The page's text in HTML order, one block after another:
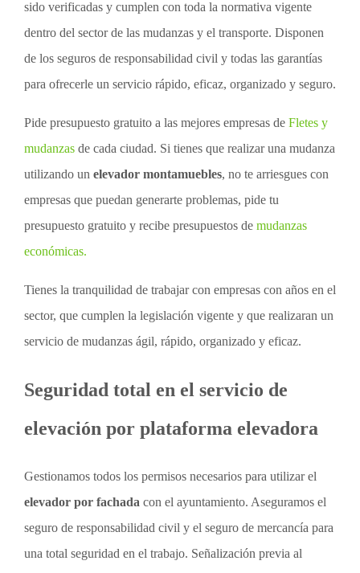
sido verificadas y cumplen con toda la normativa vigente
dentro del sector de las mudanzas y el transporte. Disponen
de los seguros de responsabilidad civil y todas las garantías
para ofrecerle un servicio rápido, eficaz, organizado y seguro.
Pide presupuesto gratuito a las mejores empresas de Fletes y
mudanzas de cada ciudad. Si tienes que realizar una mudanza
utilizando un elevador montamuebles, no te arriesgues con
empresas que puedan generarte problemas, pide tu
presupuesto gratuito y recibe presupuestos de mudanzas
económicas.
Tienes la tranquilidad de trabajar con empresas con años en el
sector, que cumplen la legislación vigente y que realizaran un
servicio de mudanzas ágil, rápido, organizado y eficaz.
Seguridad total en el servicio de
elevación por plataforma elevadora
Gestionamos todos los permisos necesarios para utilizar el
elevador por fachada con el ayuntamiento. Aseguramos el
seguro de responsabilidad civil y el seguro de mercancía para
una total seguridad en el trabajo. Señalización previa al